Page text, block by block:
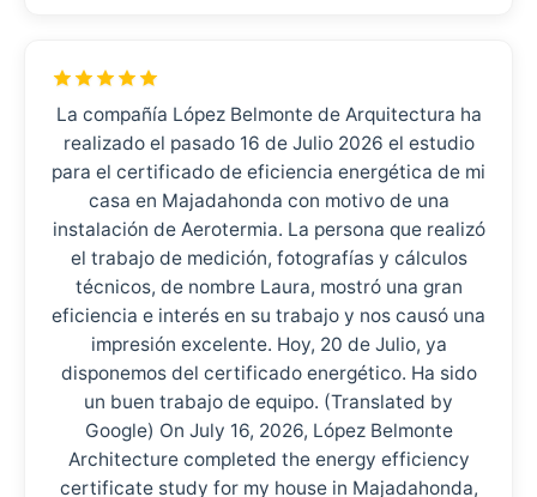
La compañía López Belmonte de Arquitectura ha
realizado el pasado 16 de Julio 2026 el estudio
para el certificado de eficiencia energética de mi
casa en Majadahonda con motivo de una
instalación de Aerotermia. La persona que realizó
el trabajo de medición, fotografías y cálculos
técnicos, de nombre Laura, mostró una gran
eficiencia e interés en su trabajo y nos causó una
impresión excelente. Hoy, 20 de Julio, ya
disponemos del certificado energético. Ha sido
un buen trabajo de equipo. (Translated by
Google) On July 16, 2026, López Belmonte
Architecture completed the energy efficiency
certificate study for my house in Majadahonda,